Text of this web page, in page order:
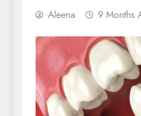
Aleena 9 Months